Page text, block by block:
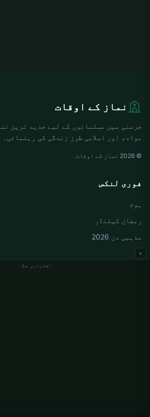
اشتہاری جگہ
×
نماز کے اوقات
جرمنی میں مسلمانوں کے لیے جدید ترین
مواد، اور اسلامی طرز زندگی کی رہنمائی۔
© 2026 نماز کے اوقات
فوری لنکس
ہوم
رمضان کیلنڈر
مذہبی دن 2026